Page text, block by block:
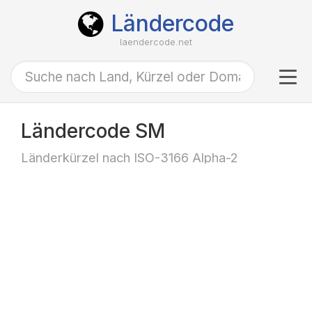
Ländercode
laendercode.net
Ländercode SM
Länderkürzel nach ISO-3166 Alpha-2